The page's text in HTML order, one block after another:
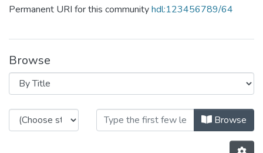
Permanent URI for this communityhdl:123456789/64
Browse
Browsing Матеріали Browse